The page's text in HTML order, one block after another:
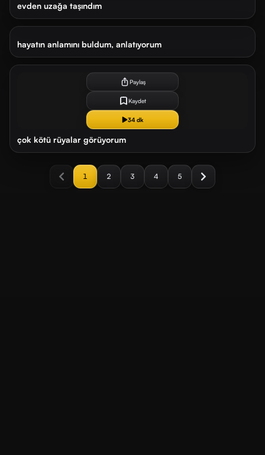
evden uzağa taşındım
21 dk
3 ay önce
hayatın anlamını buldum, anlatıyorum
3 ay
önce
Paylaş
Kaydet
34 dk
çok kötü rüyalar görüyorum
1 2 3 4 5